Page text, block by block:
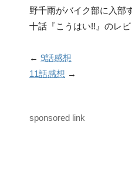
野千雨がバイク部に入部
十話『こうはい!!』のレビ
← 9話感想
11話感想 →
sponsored link